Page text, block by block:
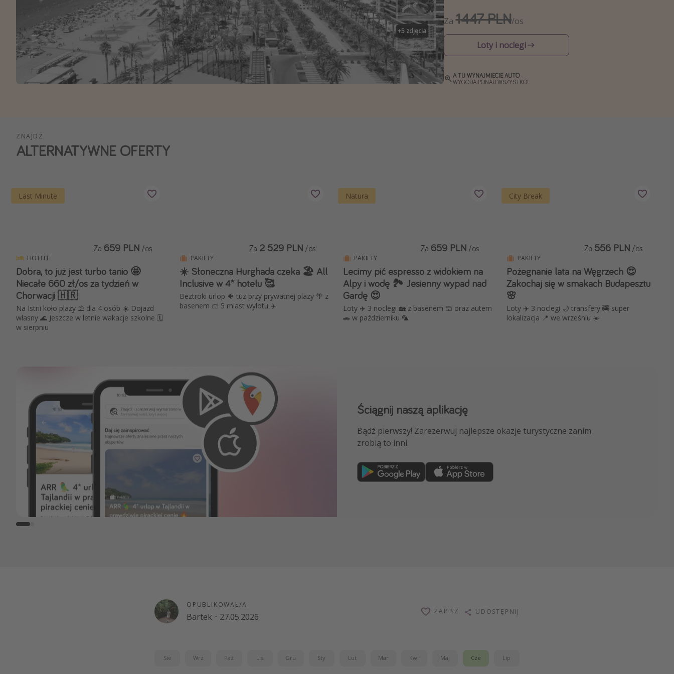
Wszystkie
+5 zdjęcia
Za1447 PLN/os
Loty i noclegi
A TU WYNAJMIECIE AUTO
WYGODA PONAD WSZYSTKO!
ZNAJDŹ
ALTERNATYWNE OFERTY
Last Minute
HOTELE
Dobra, to już jest turbo tanio 🤩
Niecałe 660 zł/os za tydzień w
Chorwacji 🇭🇷
Na Istrii koło plaży ⛱ dla 4 osób ☀️ Dojazd
własny 🌊 Jeszcze w letnie wakacje szkolne 🗓️
w sierpniu
Za 659 PLN /os
PAKIETY
☀️ Słoneczna Hurghada czeka 🏖️ All
Inclusive w 4* hotelu 🥰
Beztroki urlop 🐠 tuż przy prywatnej plaży 🌴 z
basenem 🩳 5 miast wylotu ✈️
Za 2 529 PLN /os
Natura
PAKIETY
Lecimy pić espresso z widokiem na
Alpy i wodę 🏞️ Jesienny wypad nad
Gardę 😍
Loty ✈️ 3 noclegi 🏡 z basenem 🩳 oraz autem
🚗 w październiku 🦜
Za 659 PLN /os
City Break
PAKIETY
Pożegnanie lata na Węgrzech 😍
Zakochaj się w smakach Budapesztu
🌸
Loty ✈️ 3 noclegi 🌙 transfery 🚎 super
lokalizacja 📍 we wrześniu ☀️
Za 556 PLN /os
Ściągnij naszą aplikację
Bądź pierwszy! Zarezerwuj najlepsze okazje turystyczne zanim
zrobią to inni.
Dołącz do naszego kanału na WhatsApp
NAJLEPSZE oferty podróżnicze, porady ekspertów i wiele więcej!
Dołącz teraz
OPUBLIKOWAŁ/A
Bartek · 27.05.2026
ZAPISZ UDOSTĘPNIJ
Sie Wrz Paź Lis Gru Sty Lut Mar Kwi Maj Cze Lip